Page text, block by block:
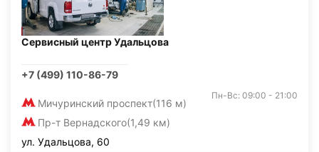
Сервисный центр Удальцова
+7 (499) 110-86-79
Мичуринский проспект(116 м)
Пр-т Вернадского(1,49 км)
Пн-Вс: 09:00 - 21:00
ул. Удальцова, 60